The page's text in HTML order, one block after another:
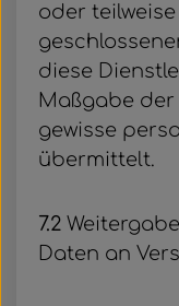
oder
diese
Maßgabe
gewisse
übermittelt.
7.2
Daten an